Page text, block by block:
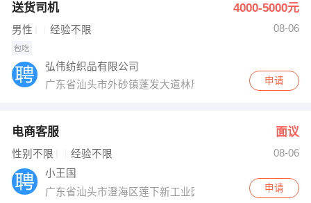
送货司机 4000-5000元
男性 经验不限 08-06
包吃
弘伟纺织品有限公司
广东省汕头市外砂镇蓬发大道林厝段
申请
电商客服 面议
性别不限 经验不限
08-06
小王国
广东省汕头市澄海区莲下新工业园宜华后
申请